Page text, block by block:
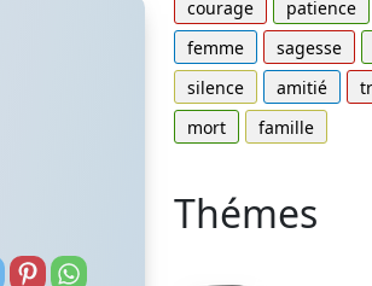
courage
patience
femme
sagesse
silence
amitié
mort
famille
Thémes